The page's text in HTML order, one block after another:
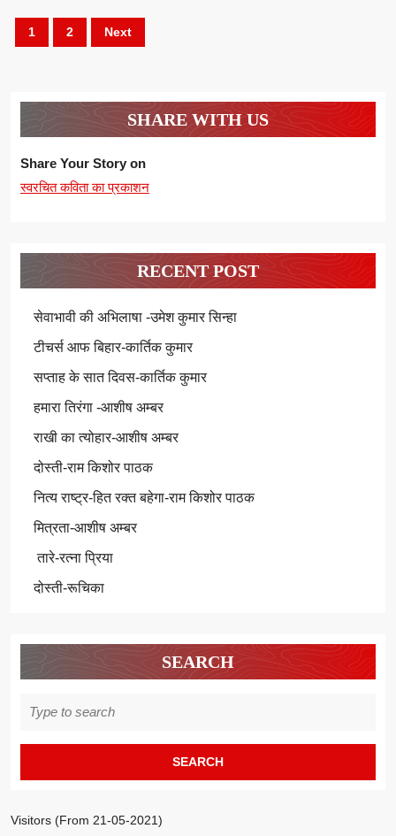
Posts
pagination
1 2 Next
SHARE WITH US
Share Your Story on
स्वरचित कविता का प्रकाशन
RECENT POST
सेवाभावी की अभिलाषा -उमेश कुमार सिन्हा
टीचर्स आफ बिहार-कार्तिक कुमार
सप्ताह के सात दिवस-कार्तिक कुमार
हमारा तिरंगा -आशीष अम्बर
राखी का त्योहार-आशीष अम्बर
दोस्ती-राम किशोर पाठक
नित्य राष्ट्र-हित रक्त बहेगा-राम किशोर पाठक
मित्रता-आशीष अम्बर
तारे-रत्ना प्रिया
दोस्ती-रूचिका
SEARCH
for:
Visitors (From 21-05-2021)